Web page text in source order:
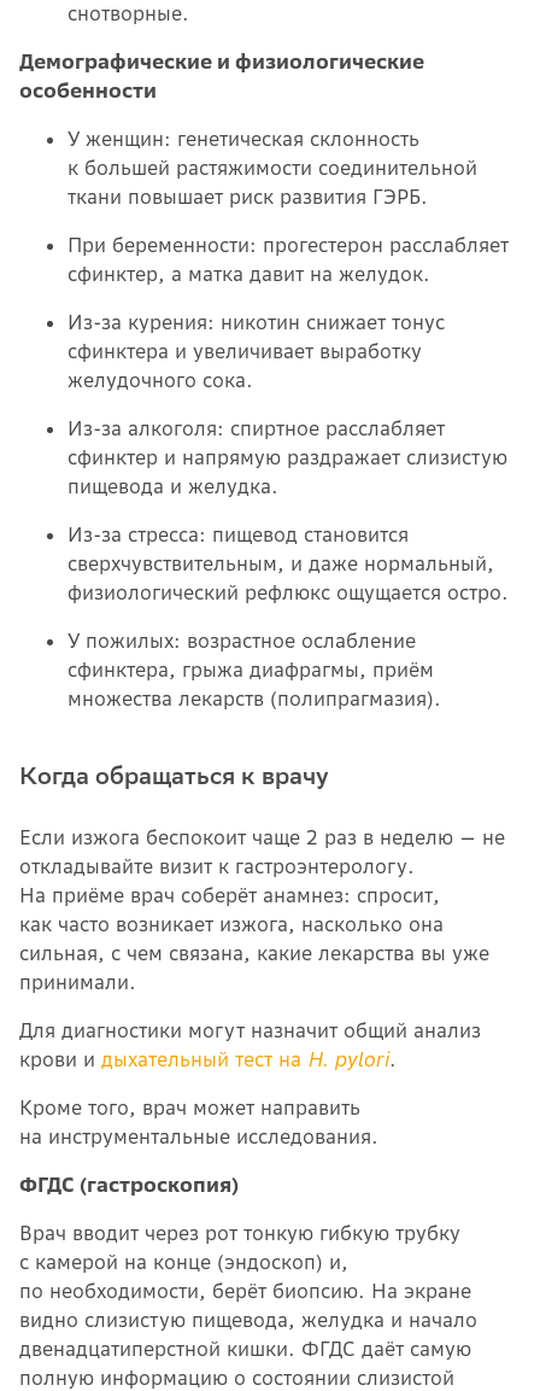
снотворные.
Демографические и физиологические
особенности
У женщин: генетическая склонность
к большей растяжимости соединительной
ткани повышает риск развития ГЭРБ.
При беременности: прогестерон расслабляет
сфинктер, а матка давит на желудок.
Из-за курения: никотин снижает тонус
сфинктера и увеличивает выработку
желудочного сока.
Из-за алкоголя: спиртное расслабляет
сфинктер и напрямую раздражает слизистую
пищевода и желудка.
Из-за стресса: пищевод становится
сверхчувствительным, и даже нормальный,
физиологический рефлюкс ощущается остро.
У пожилых: возрастное ослабление
сфинктера, грыжа диафрагмы, приём
множества лекарств (полипрагмазия).
Когда обращаться к врачу
Если изжога беспокоит чаще 2 раз в неделю — не
откладывайте визит к гастроэнтерологу.
На приёме врач соберёт анамнез: спросит,
как часто возникает изжога, насколько она
сильная, с чем связана, какие лекарства вы уже
принимали.
Для диагностики могут назначит общий анализ
крови и дыхательный тест на H. pylori.
Кроме того, врач может направить
на инструментальные исследования.
ФГДС (гастроскопия)
Врач вводит через рот тонкую гибкую трубку
с камерой на конце (эндоскоп) и,
по необходимости, берёт биопсию. На экране
видно слизистую пищевода, желудка и начало
двенадцатиперстной кишки. ФГДС даёт самую
полную информацию о состоянии слизистой